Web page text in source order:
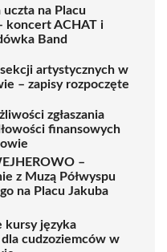
uczta na Placu
koncert ACHAT i
Band
artystycznych w
– zapisy rozpoczęte
zgłaszania
finansowych
–
z Muzą Półwyspu
na Placu Jakuba
kursy języka
cudzoziemców w